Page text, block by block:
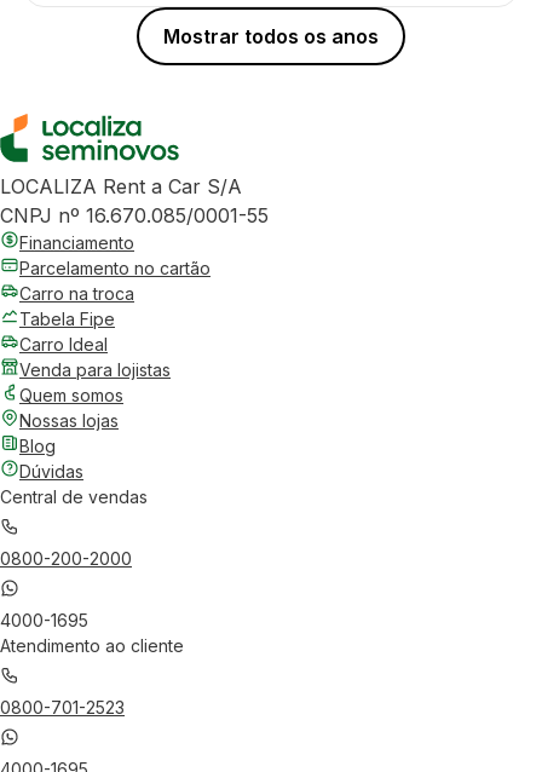
Mostrar todos os anos
LOCALIZA Rent a Car S/A
CNPJ nº 16.670.085/0001-55
Financiamento
Parcelamento no cartão
Carro na troca
Tabela Fipe
Carro Ideal
Venda para lojistas
Quem somos
Nossas lojas
Blog
Dúvidas
Central de vendas
0800-200-2000
4000-1695
Atendimento ao cliente
0800-701-2523